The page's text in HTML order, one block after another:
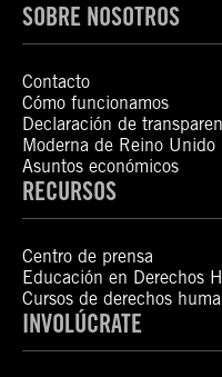
SOBRE NOSOTROS
Contacto
Cómo funcionamos
Declaración de
Moderna de Reino Unido
Asuntos económicos
RECURSOS
Centro de prensa
Educación en Derechos
Cursos de derechos
INVOLÚCRATE